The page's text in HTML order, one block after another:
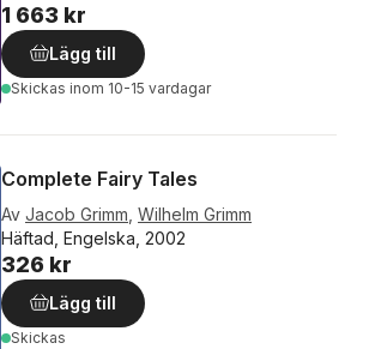
1 663 kr
Lägg till
Skickas inom 10-15 vardagar
Complete Fairy Tales
Av Jacob Grimm, Wilhelm Grimm
Häftad, Engelska, 2002
326 kr
Lägg till
Skickas